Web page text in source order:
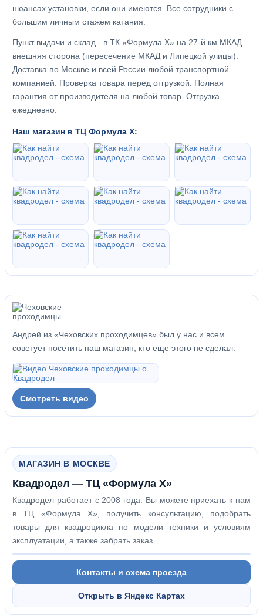
нюансах установки, если они имеются. Все сотрудники с
большим личным стажем катания.
Пункт выдачи и склад - в ТК «Формула X» на 27-й км МКАД
внешняя сторона (пересечение МКАД и Липецкой улицы).
Доставка по Москве и всей России любой транспортной
компанией. Проверка товара перед отгрузкой. Полная
гарантия от производителя на любой товар. Отгрузка
ежедневно.
Наш магазин в ТЦ Формула Х:
Андрей из «Чеховских проходимцев» был у нас и всем
советует посетить наш магазин, кто еще этого не сделал.
Смотреть видео
МАГАЗИН В МОСКВЕ
Квадродел — ТЦ «Формула Х»
Квадродел работает с 2008 года. Вы можете приехать к нам
в ТЦ «Формула Х», получить консультацию, подобрать
товары для квадроцикла по модели техники и условиям
эксплуатации, а также забрать заказ.
Контакты и схема проезда
Открыть в Яндекс Картах